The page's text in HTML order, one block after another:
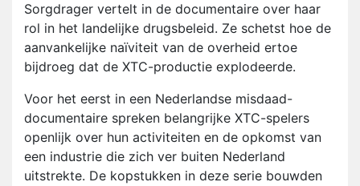
Sorgdrager vertelt in de documentaire over haar
rol in het landelijke drugsbeleid. Ze schetst hoe de
aanvankelijke naïviteit van de overheid ertoe
bijdroeg dat de XTC-productie explodeerde.
Voor het eerst in een Nederlandse misdaad-
documentaire spreken belangrijke XTC-spelers
openlijk over hun activiteiten en de opkomst van
een industrie die zich ver buiten Nederland
uitstrekte. De kopstukken in deze serie bouwden